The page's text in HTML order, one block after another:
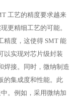
工艺的精度要求越来
更精细工艺的可能。
精度，这使得 SMT 能
以实现对芯片级封装
焊接。同时，微纳制造
的集成度和性能。此
。例如，采用微纳加